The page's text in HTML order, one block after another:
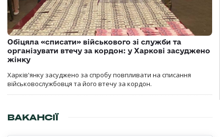
Обіцяла «списати» військового зі служби та
організувати втечу за кордон: у Харкові засуджено
жінку
Харків'янку засуджено за спробу повпливати на списання
військовослужбовця та його втечу за кордон.
ВАКАНСІЇ